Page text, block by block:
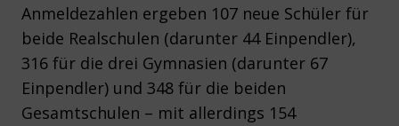
Anmeldezahlen ergeben 107 neue Schüler für
beide Realschulen (darunter 44 Einpendler),
316 für die drei Gymnasien (darunter 67
Einpendler) und 348 für die beiden
Gesamtschulen – mit allerdings 154